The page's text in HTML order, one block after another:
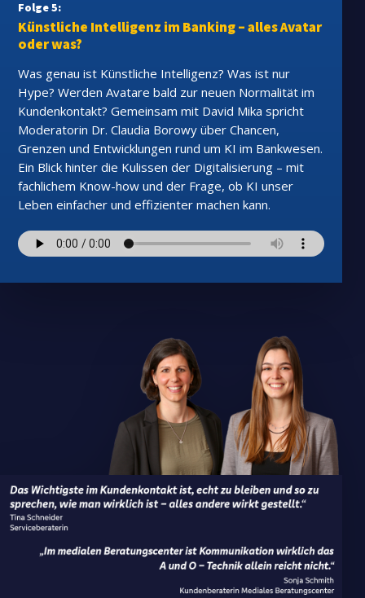
Folge 5:
Künstliche Intelligenz im Banking – alles Avatar
oder was?
Was genau ist Künstliche Intelligenz? Was ist nur
Hype? Werden Avatare bald zur neuen Normalität im
Kundenkontakt? Gemeinsam mit David Mika spricht
Moderatorin Dr. Claudia Borowy über Chancen,
Grenzen und Entwicklungen rund um KI im Bankwesen.
Ein Blick hinter die Kulissen der Digitalisierung – mit
fachlichem Know-how und der Frage, ob KI unser
Leben einfacher und effizienter machen kann.